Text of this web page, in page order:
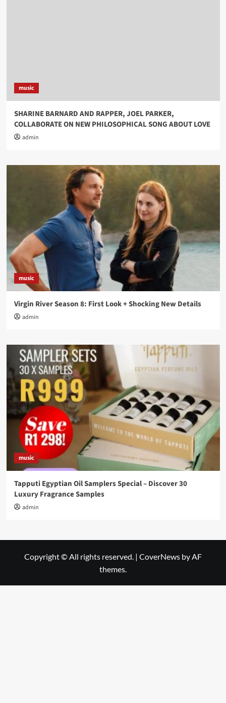
music
SHARINE BARNARD AND RAPPER, JOEL PARKER,
COLLABORATE ON NEW PHILOSOPHICAL SONG ABOUT LOVE
admin
music
Virgin River Season 8: First Look + Shocking New Details
admin
music
Tapputi Egyptian Oil Samplers Special – Discover 30
Luxury Fragrance Samples
admin
Copyright © All rights reserved. | CoverNews by AF
themes.